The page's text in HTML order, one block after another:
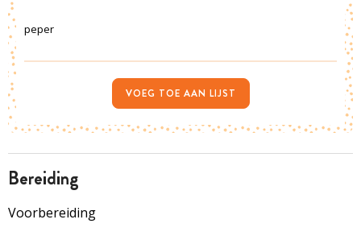
bereiding
Voorbereiding
peper
VOEG TOE AAN LIJST